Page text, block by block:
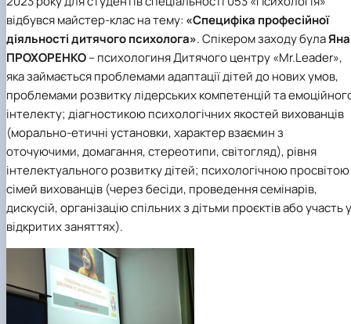
відбувся майстер-клас на тему: «Специфіка професійної
діяльності дитячого психолога». Спікером заходу булаЯна
ПРОХОРЕНКО– психологиня Дитячого центру «Mr.Leader»,
яка займається проблемами адаптації дітей до нових умов,
проблемами розвитку лідерських компетенцій та
інтелекту; діагностикою психологічних якостей вихованців
(морально-етичні установки, характер взаємин з
оточуючими, домагання, стереотипи, світогляд), рівня
інтелектуального розвитку дітей; психологічною просвітою
сімей вихованців (через бесіди, проведення семінарів,
дискусій, організацію спільних з дітьми проєктів або участь у
відкритих заняттях).